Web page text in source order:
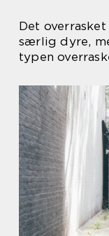
Det
særlig dyre,
typen